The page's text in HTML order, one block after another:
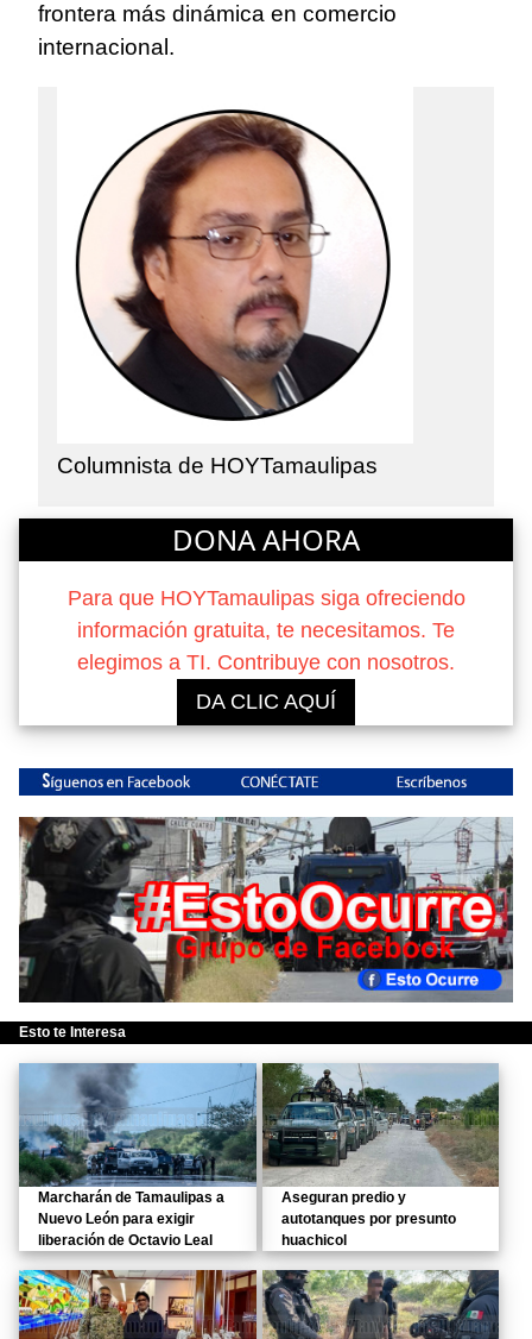
frontera más dinámica en comercio
internacional.
Columnista de HOYTamaulipas
DONA AHORA
Para que HOYTamaulipas siga ofreciendo
información gratuita, te necesitamos. Te
elegimos a TI. Contribuye con nosotros.
DA CLIC AQUÍ
Esto te Interesa
Marcharán de Tamaulipas a
Nuevo León para exigir
liberación de Octavio Leal
Aseguran predio y
autotanques por presunto
huachicol